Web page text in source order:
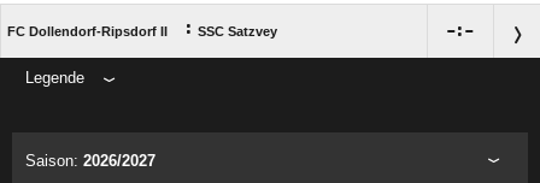
FC Dollendorf-Ripsdorf II : SSC Satzvey :
Legende
Saison: 2026/2027